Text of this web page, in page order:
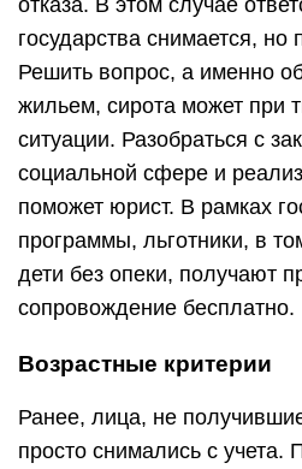
отказа. В этом случае
государства снимается, но
Решить вопрос, а именно
жильем, сирота может при
ситуации. Разобраться с
социальной сфере и
поможет юрист. В рамках
программы, льготники, в
дети без опеки, получают
сопровождение бесплатно.
Возрастные критерии
Ранее, лица, не
просто снимались с учета.